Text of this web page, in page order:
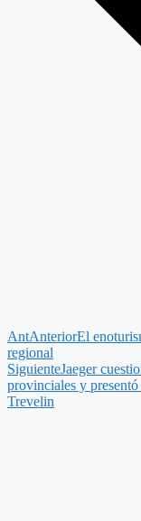
AntAnteriorEl
regional
SiguienteJaeger
provinciales y
Trevelin